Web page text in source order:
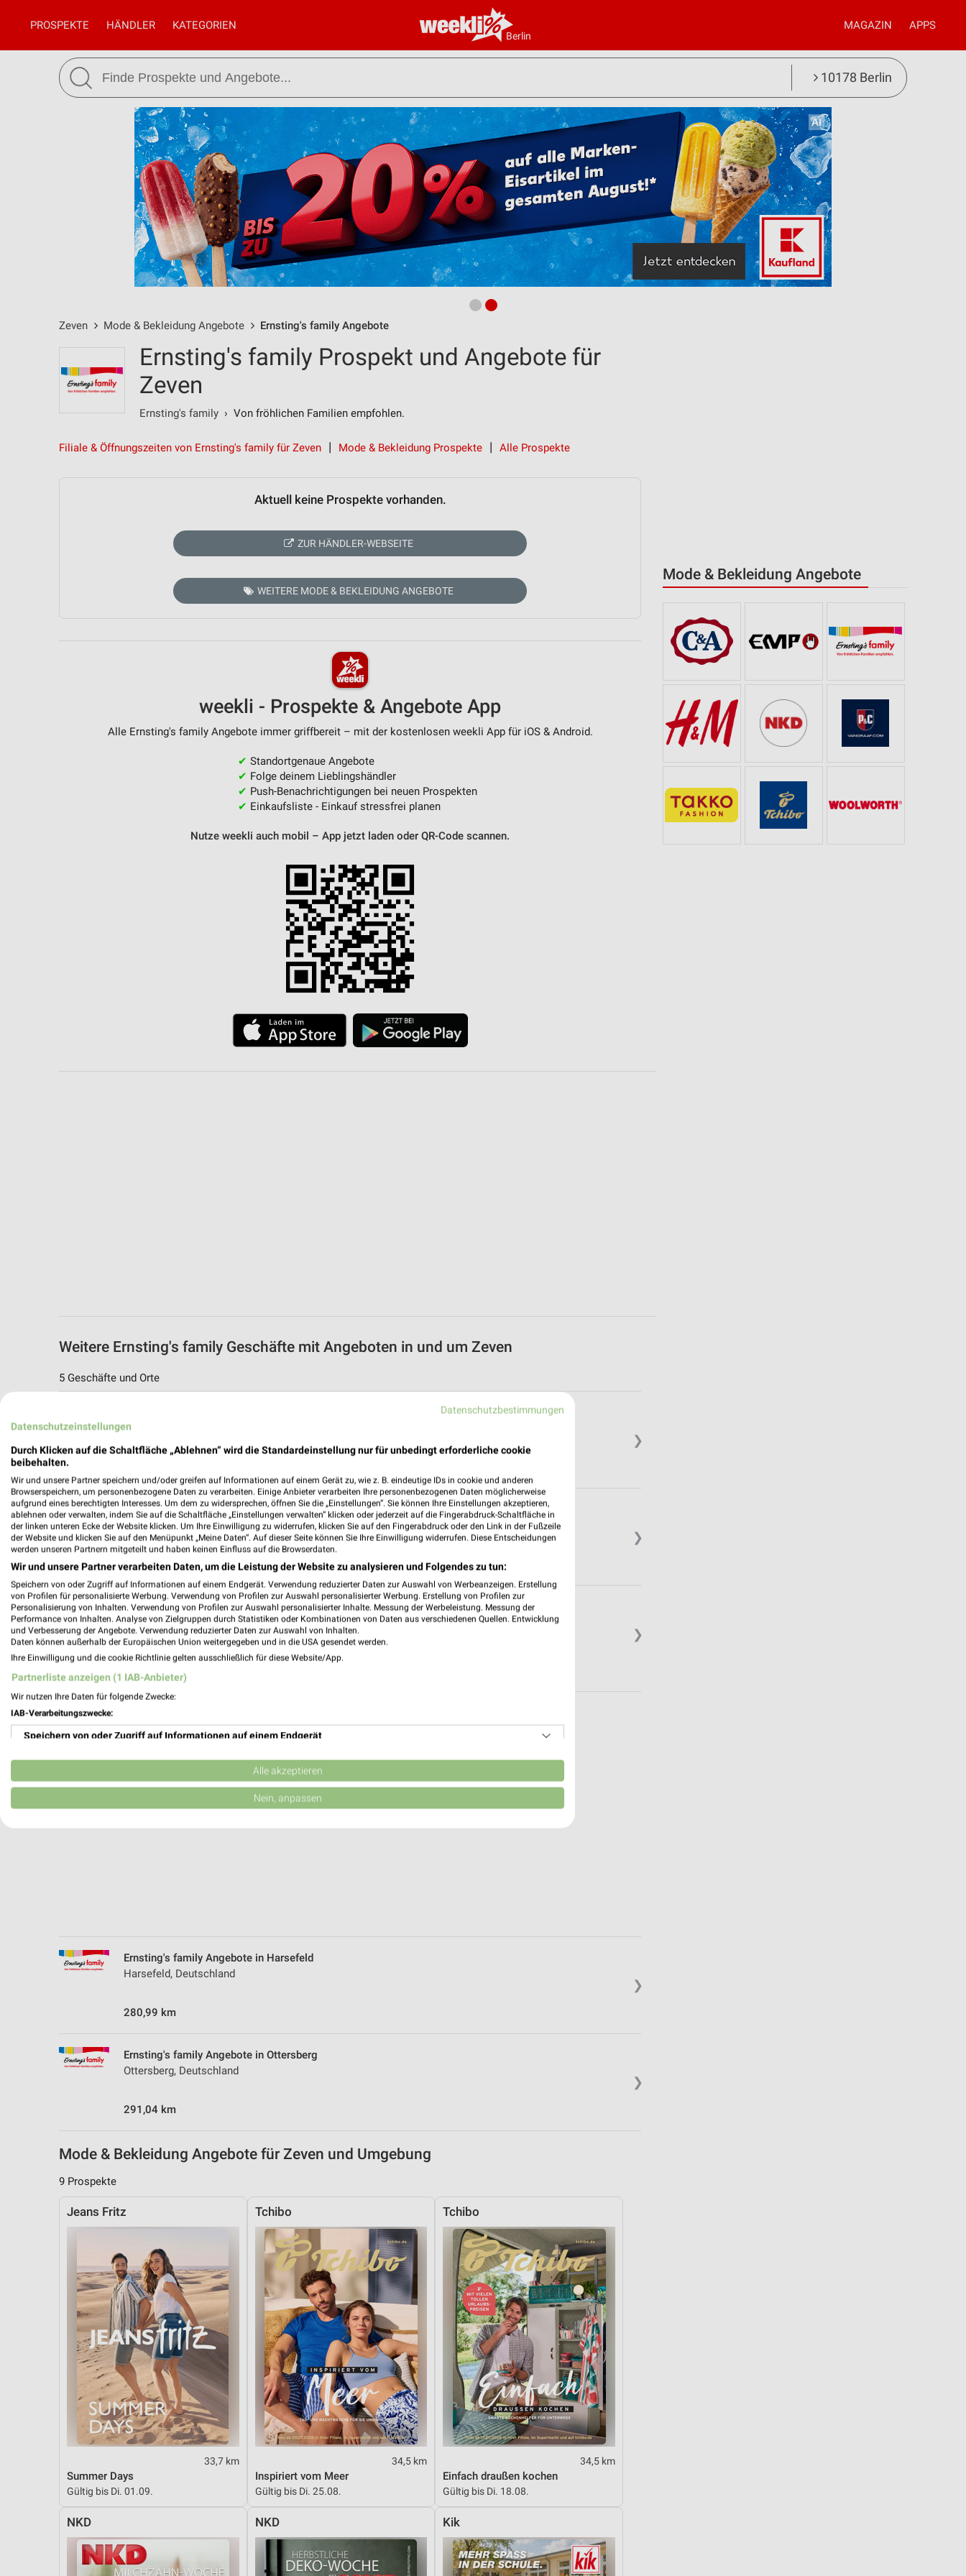
Berlin
PROSPEKTE HÄNDLER KATEGORIEN MAGAZIN APPS
10178 Berlin
Zeven Mode & Bekleidung Angebote Ernsting's family Angebote
Mode & Bekleidung Angebote
Ernsting's family Prospekt und Angebote für
Zeven
Ernsting's family › Von fröhlichen Familien empfohlen.
Filiale & Öffnungszeiten von Ernsting's family für Zeven Mode & Bekleidung Prospekte Alle Prospekte
Aktuell keine Prospekte vorhanden.
ZUR HÄNDLER-WEBSEITE
WEITERE MODE & BEKLEIDUNG ANGEBOTE
weekli - Prospekte & Angebote App
Alle Ernsting's family Angebote immer griffbereit – mit der kostenlosen weekli App für iOS & Android.
✔ Standortgenaue Angebote
✔ Folge deinem Lieblingshändler
✔ Push-Benachrichtigungen bei neuen Prospekten
✔ Einkaufsliste - Einkauf stressfrei planen
Nutze weekli auch mobil – App jetzt laden oder QR-Code scannen.
Weitere Ernsting's family Geschäfte mit Angeboten in und um Zeven
5 Geschäfte und Orte
❯
Scheeßel, Deutschland
❯
Ernsting's family Angebote in Rotenburg (Wümme)
Rotenburg (Wümme), Deutschland
276,74 km
❯
Ernsting's family Angebote in Bremervörde
Bremervörde, Deutschland
304,56 km
❯
Ernsting's family Angebote in Harsefeld
Harsefeld, Deutschland
280,99 km
❯
Ernsting's family Angebote in Ottersberg
Ottersberg, Deutschland
291,04 km
Mode & Bekleidung Angebote für Zeven und Umgebung
9 Prospekte
Jeans Fritz
33,7 km
Summer Days
Gültig bis Di. 01.09.
Tchibo
34,5 km
Inspiriert vom Meer
Gültig bis Di. 25.08.
Tchibo
34,5 km
Einfach draußen kochen
Gültig bis Di. 18.08.
NKD NKD Kik
Datenschutzbestimmungen
Datenschutzeinstellungen
Durch Klicken auf die Schaltfläche „Ablehnen“ wird die Standardeinstellung nur für unbedingt erforderliche cookie
beibehalten.
Wir und unsere Partner speichern und/oder greifen auf Informationen auf einem Gerät zu, wie z. B. eindeutige IDs in cookie und anderen
Browserspeichern, um personenbezogene Daten zu verarbeiten. Einige Anbieter verarbeiten Ihre personenbezogenen Daten möglicherweise
aufgrund eines berechtigten Interesses. Um dem zu widersprechen, öffnen Sie die „Einstellungen“. Sie können Ihre Einstellungen akzeptieren,
ablehnen oder verwalten, indem Sie auf die Schaltfläche „Einstellungen verwalten“ klicken oder jederzeit auf die Fingerabdruck-Schaltfläche in
der linken unteren Ecke der Website klicken. Um Ihre Einwilligung zu widerrufen, klicken Sie auf den Fingerabdruck oder den Link in der Fußzeile
der Website und klicken Sie auf den Menüpunkt „Meine Daten“. Auf dieser Seite können Sie Ihre Einwilligung widerrufen. Diese Entscheidungen
werden unseren Partnern mitgeteilt und haben keinen Einfluss auf die Browserdaten.
Wir und unsere Partner verarbeiten Daten, um die Leistung der Website zu analysieren und Folgendes zu tun:
Speichern von oder Zugriff auf Informationen auf einem Endgerät. Verwendung reduzierter Daten zur Auswahl von Werbeanzeigen. Erstellung
von Profilen für personalisierte Werbung. Verwendung von Profilen zur Auswahl personalisierter Werbung. Erstellung von Profilen zur
Personalisierung von Inhalten. Verwendung von Profilen zur Auswahl personalisierter Inhalte. Messung der Werbeleistung. Messung der
Performance von Inhalten. Analyse von Zielgruppen durch Statistiken oder Kombinationen von Daten aus verschiedenen Quellen. Entwicklung
und Verbesserung der Angebote. Verwendung reduzierter Daten zur Auswahl von Inhalten.
Daten können außerhalb der Europäischen Union weitergegeben und in die USA gesendet werden.
Ihre Einwilligung und die cookie Richtlinie gelten ausschließlich für diese Website/App.
Partnerliste anzeigen (1 IAB-Anbieter)
Wir nutzen Ihre Daten für folgende Zwecke:
IAB-Verarbeitungszwecke:
Speichern von oder Zugriff auf Informationen auf einem Endgerät
Verwendung reduzierter Daten zur Auswahl von Werbeanzeigen
Erstellung von Profilen für personalisierte Werbung
Analyse von Zielgruppen durch Statistiken oder Kombinationen von Daten aus verschiedenen
Entwicklung und Verbesserung der Angebote
IAB-Besonderheiten:
Geräte anhand von aktiv angeforderten Informationen identifizieren
Alle akzeptieren
Nein, anpassen